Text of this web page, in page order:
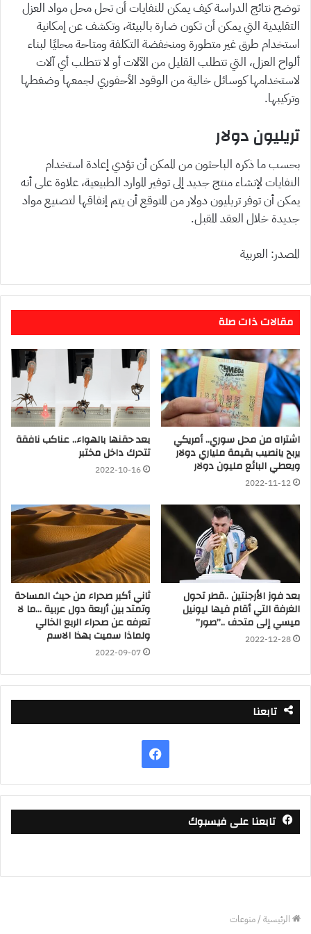
توضح نتائج الدراسة كيف يمكن للنفايات أن تحل محل مواد العزل
التقليدية التي يمكن أن تكون ضارة بالبيئة، وتكشف عن إمكانية
استخدام طرق غير متطورة ومنخفضة التكلفة ومتاحة محليًا لبناء
ألواح العزل، التي تتطلب القليل من الآلات أو لا تتطلب أي آلات
لاستخدامها كوسائل خالية من الوقود الأحفوري لجمعها وضغطها
وتركيبها.
تريليون دولار
بحسب ما ذكره الباحثون من الممكن أن تؤدي إعادة استخدام
النفايات لإنشاء منتج جديد إلى توفير الموارد الطبيعية، علاوة على أنه
يمكن أن توفر تريليون دولار من المتوقع أن يتم إنفاقها لتصنيع مواد
جديدة خلال العقد المقبل.
المصدر: العربية
مقالات ذات صلة
اشتراه من محل سوري.. أمريكي
يربح يانصيب بقيمة ملياري دولار
ويعطي البائع مليون دولار
2022-11-12
بعد حقنها بالهواء.. عناكب نافقة
تتحرك داخل مختبر
2022-10-16
بعد فوز الأرجنتين ..قطر تحول
الغرفة التي أقام فيها ليونيل
ميسي إلى متحف ..”صور”
2022-12-28
ثاني أكبر صحراء من حيث المساحة
وتمتد بين أربعة دول عربية …ما لا
تعرفه عن صحراء الربع الخالي
ولماذا سميت بهذا الاسم
2022-09-07
تابعنا
فيسبوك
تابعنا على فيسبوك